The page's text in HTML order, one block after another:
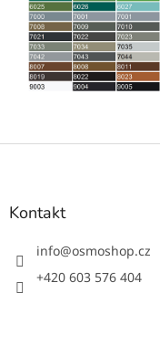
Z
Kontakt
info@osmoshop.cz
+420 603 576 404